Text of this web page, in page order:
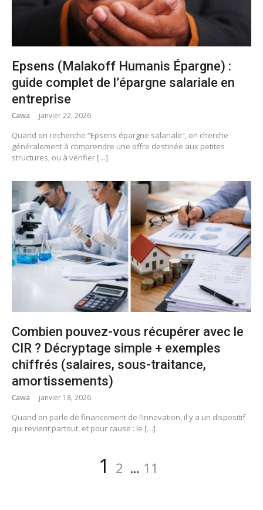
Epsens (Malakoff Humanis Épargne) :
guide complet de l’épargne salariale en
entreprise
Cawa janvier 22, 2026
Quand on recherche “Epsens épargne salariale”, on cherche
généralement à comprendre une offre destinée aux petites
structures, ou à vérifier […]
Combien pouvez-vous récupérer avec le
CIR ? Décryptage simple + exemples
chiffrés (salaires, sous-traitance,
amortissements)
Cawa janvier 18, 2026
Quand on parle de financement de l’innovation, il y a un dispositif
qui revient partout, et pour cause : le […]
1 2 … 11